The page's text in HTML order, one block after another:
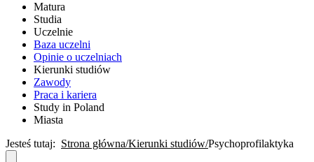
Matura
Studia
Uczelnie
Baza uczelni
Opinie o uczelniach
Kierunki studiów
Zawody
Praca i kariera
Study in Poland
Miasta
Jesteś tutaj: Strona główna Kierunki studiów Psychoprofilaktyka